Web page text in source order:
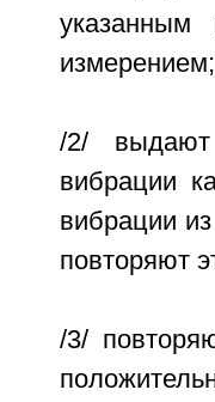
измерением;
/2/
вибрации
вибрации
повторяют
/3/